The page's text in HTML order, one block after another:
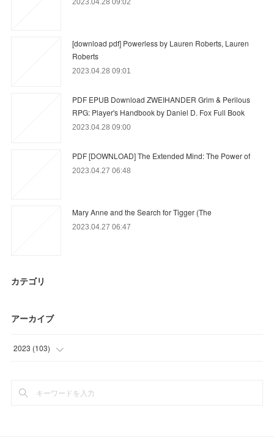
2023.04.28 09:02
[download pdf] Powerless by Lauren Roberts, Lauren
Roberts
2023.04.28 09:01
PDF EPUB Download ZWEIHANDER Grim & Perilous
RPG: Player's Handbook by Daniel D. Fox Full Book
2023.04.28 09:00
PDF [DOWNLOAD] The Extended Mind: The Power of
2023.04.27 06:48
Mary Anne and the Search for Tigger (The
2023.04.27 06:47
カテゴリ
アーカイブ
2023 (103)
(